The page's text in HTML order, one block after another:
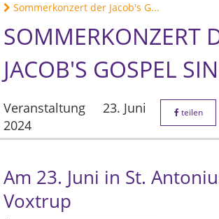
Sommerkonzert der Jacob's G...
SOMMERKONZERT
JACOB'S GOSPEL
Veranstaltung
23. Juni
2024
teilen
Am 23. Juni in St.
Voxtrup